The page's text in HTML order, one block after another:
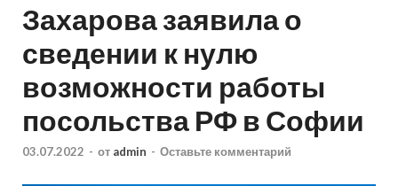
Захарова заявила о
сведении к нулю
возможности работы
посольства РФ в Софии
03.07.2022 - от admin - Оставьте комментарий